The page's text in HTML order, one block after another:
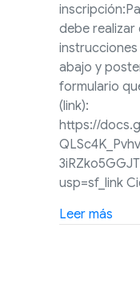
debe realizar
abajo y
formulario
(link):
https://
usp=sf_link
Leer más